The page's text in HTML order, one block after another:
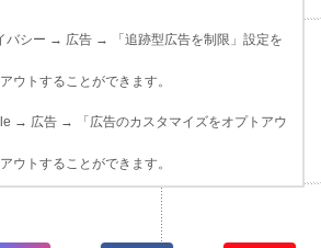
バシー → 広告 → 「追跡型広告を制限」設定を
ウトすることができます。
→ 広告 → 「広告のカスタマイズをオプトアウ
ウトすることができます。